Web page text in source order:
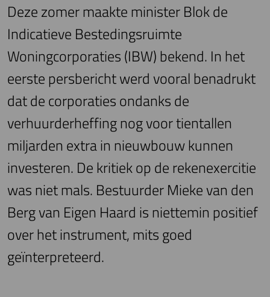
Deze zomer maakte minister Blok de
Indicatieve Bestedingsruimte
Woningcorporaties (IBW) bekend. In het
eerste persbericht werd vooral benadrukt
dat de corporaties ondanks de
verhuurderheffing nog voor tientallen
miljarden extra in nieuwbouw kunnen
investeren. De kritiek op de rekenexercitie
was niet mals. Bestuurder Mieke van den
Berg van Eigen Haard is niettemin positief
over het instrument, mits goed
geïnterpreteerd.